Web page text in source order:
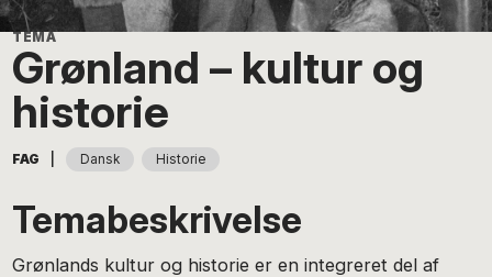
Grønland – kultur og
historie
FAG Dansk Historie
Temabeskrivelse
Grønlands kultur og historie er en integreret del af